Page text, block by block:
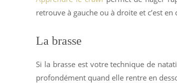
retrouve à gauche ou à droite et c’est
La brasse
Si la brasse est votre technique de
profondément quand elle rentre en